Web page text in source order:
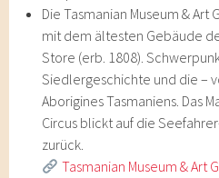
Die Tasmanian Museum & Art
mit dem ältesten Gebäude
Store (erb. 1808).
Siedlergeschichte und die –
Aborigines Tasmaniens. Das
Circus blickt auf die
zurück.
Tasmanian Museum & Art